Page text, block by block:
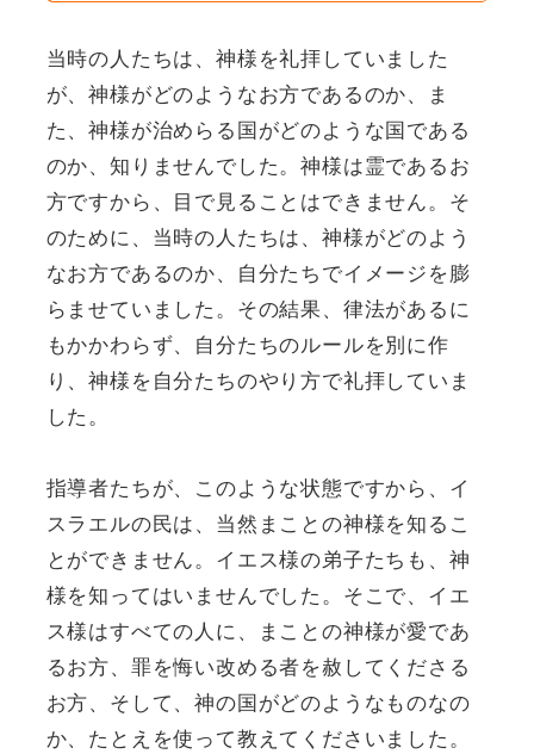
当時の人たちは、神様を礼拝していました
が、神様がどのようなお方であるのか、ま
た、神様が治めらる国がどのような国である
のか、知りませんでした。神様は霊であるお
方ですから、目で見ることはできません。そ
のために、当時の人たちは、神様がどのよう
なお方であるのか、自分たちでイメージを膨
らませていました。その結果、律法があるに
もかかわらず、自分たちのルールを別に作
り、神様を自分たちのやり方で礼拝していま
した。
指導者たちが、このような状態ですから、イ
スラエルの民は、当然まことの神様を知るこ
とができません。イエス様の弟子たちも、神
様を知ってはいませんでした。そこで、イエ
ス様はすべての人に、まことの神様が愛であ
るお方、罪を悔い改める者を赦してくださる
お方、そして、神の国がどのようなものなの
か、たとえを使って教えてくださいました。